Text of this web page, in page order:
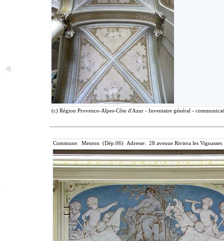
(c) Région Provence-Alpes-Côte d'Azur - Inventaire général -
Commune: Menton (Dép.06) Adresse: 28 avenue Riviera les